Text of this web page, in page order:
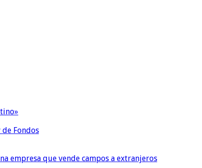
Fondos
empresa que vende campos a extranjeros